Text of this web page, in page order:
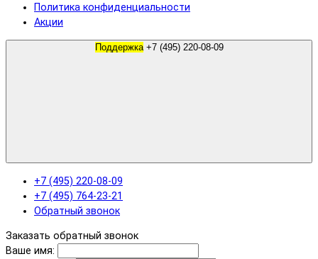
Политика конфиденциальности
Акции
Поддержка +7 (495) 220-08-09
+7 (495) 220-08-09
+7 (495) 764-23-21
Обратный звонок
Заказать обратный звонок
Ваше имя: